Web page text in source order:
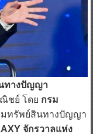
ทางปัญญา
ณิชย์ โดย กรม
มทรัพย์สินทางปัญญา
จักรวาลแห่ง